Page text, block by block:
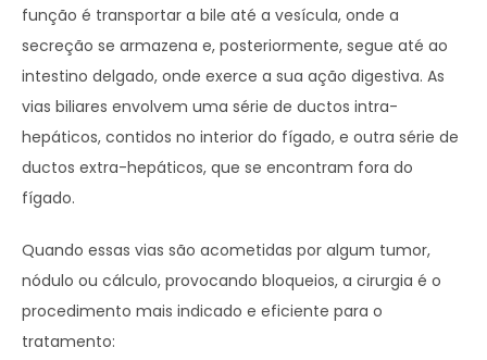
função é transportar a bile até a vesícula, onde a
secreção se armazena e, posteriormente, segue até ao
intestino delgado, onde exerce a sua ação digestiva. As
vias biliares envolvem uma série de ductos intra-
hepáticos, contidos no interior do fígado, e outra série de
ductos extra-hepáticos, que se encontram fora do
fígado.
Quando essas vias são acometidas por algum tumor,
nódulo ou cálculo, provocando bloqueios, a cirurgia é o
procedimento mais indicado e eficiente para o
tratamento: